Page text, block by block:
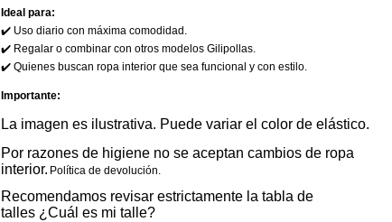
Ideal para:
✔ Uso diario con máxima comodidad.
✔ Regalar o combinar con otros modelos Gilipollas.
✔ Quienes buscan ropa interior que sea funcional y con estilo.
Importante:
La imagen es ilustrativa. Puede variar el color de elástico.
Por razones de higiene no se aceptan cambios de ropa
interior. Política de devolución.
Recomendamos revisar estrictamente la tabla de
talles ¿Cuál es mi talle?